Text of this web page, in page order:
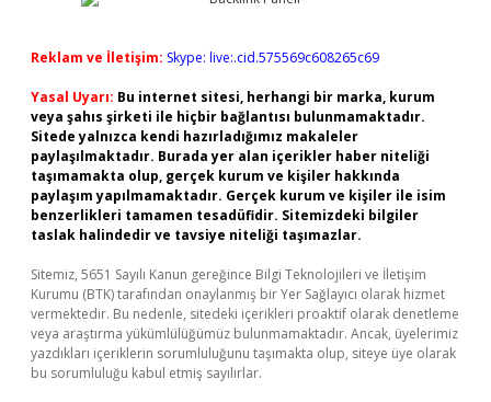
Reklam ve İletişim: Skype: live:.cid.575569c608265c69
Yasal Uyarı: Bu internet sitesi, herhangi bir marka, kurum
veya şahıs şirketi ile hiçbir bağlantısı bulunmamaktadır.
Sitede yalnızca kendi hazırladığımız makaleler
paylaşılmaktadır. Burada yer alan içerikler haber niteliği
taşımamakta olup, gerçek kurum ve kişiler hakkında
paylaşım yapılmamaktadır. Gerçek kurum ve kişiler ile isim
benzerlikleri tamamen tesadüfidir. Sitemizdeki bilgiler
taslak halindedir ve tavsiye niteliği taşımazlar.
Sitemiz, 5651 Sayılı Kanun gereğince Bilgi Teknolojileri ve İletişim
Kurumu (BTK) tarafından onaylanmış bir Yer Sağlayıcı olarak hizmet
vermektedir. Bu nedenle, sitedeki içerikleri proaktif olarak denetleme
veya araştırma yükümlülüğümüz bulunmamaktadır. Ancak, üyelerimiz
yazdıkları içeriklerin sorumluluğunu taşımakta olup, siteye üye olarak
bu sorumluluğu kabul etmiş sayılırlar.